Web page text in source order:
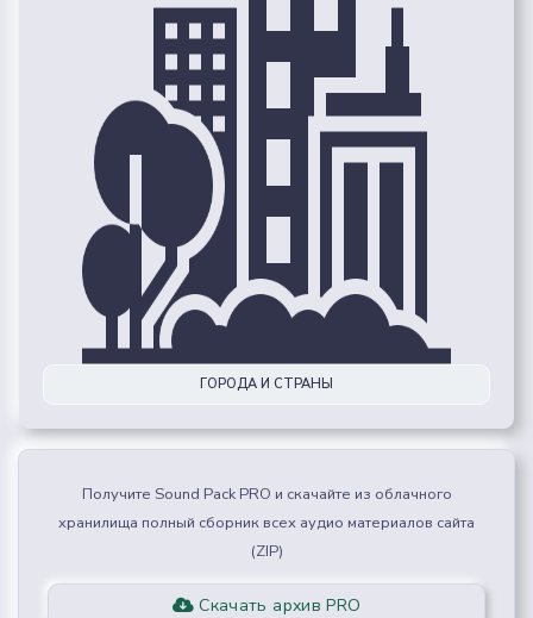
ГОРОДА И СТРАНЫ
Получите Sound Pack PRO и скачайте из облачного
хранилища полный сборник всех аудио материалов сайта
(ZIP)
Скачать архив PRO